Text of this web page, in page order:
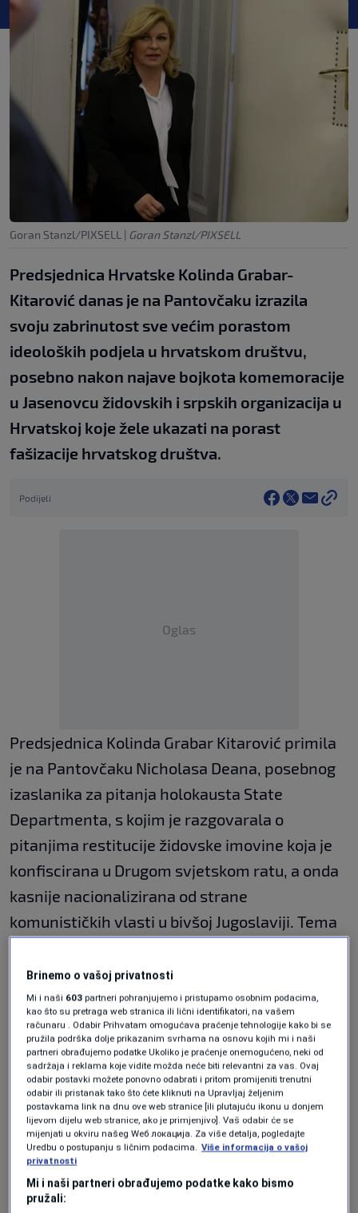
Goran Stanzl/PIXSELL | Goran Stanzl/PIXSELL
Predsjednica Hrvatske Kolinda Grabar-
Kitarović danas je na Pantovčaku izrazila
svoju zabrinutost sve većim porastom
ideoloških podjela u hrvatskom društvu,
posebno nakon najave bojkota komemoracije
u Jasenovcu židovskih i srpskih organizacija u
Hrvatskoj koje žele ukazati na porast
fašizacije hrvatskog društva.
Podijeli
Oglas
Predsjednica Kolinda Grabar Kitarović primila
je na Pantovčaku Nicholasa Deana, posebnog
izaslanika za pitanja holokausta State
Departmenta, s kojim je razgovarala o
pitanjima restitucije židovske imovine koja je
konfiscirana u Drugom svjetskom ratu, a onda
kasnije nacionalizirana od strane
komunističkih vlasti u bivšoj Jugoslaviji. Tema
poštivanje i odavanje pijeteta žrtvama.
"Moram reći da sam iznimno zabrinuta zbog
ponovnog jačanja ideoloških podjela u
hrvatskom društvu, posebno u posljednjih
nekoliko dana vezano uz obilježavanje
sjećanja na nevine žrtve Jasenovca, ustaškog
stratišta tzv. Nezavisne države Hrvatske"
poručila je Grabar Kitarović nakon sastanka.
Brinemo o vašoj privatnosti
Mi i naši 603 partneri pohranjujemo i pristupamo osobnim podacima,
kao što su pretraga web stranica ili lični identifikatori, na vašem
računaru . Odabir Prihvatam omogućava praćenje tehnologije kako bi se
pružila podrška dolje prikazanim svrhama na osnovu kojih mi i naši
partneri obrađujemo podatke Ukoliko je praćenje onemogućeno, neki od
sadržaja i reklama koje vidite možda neće biti relevantni za vas. Ovaj
odabir postavki možete ponovno odabrati i pritom promijeniti trenutni
odabir ili pristanak tako što ćete kliknuti na Upravljaj željenim
postavkama link na dnu ove web stranice [ili plutajuću ikonu u donjem
lijevom dijelu web stranice, ako je primjenjivo]. Vaš odabir će se
mijenjati u okviru našeg Wеб локација. Za više detalja, pogledajte
Uredbu o postupanju s ličnim podacima. Više informacija o vašoj
privatnosti
Mi i naši partneri obrađujemo podatke kako bismo
pružali: